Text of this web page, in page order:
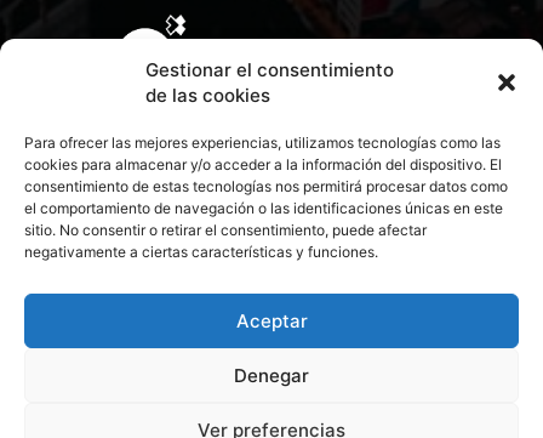
Gestionar el consentimiento
de las cookies
Para ofrecer las mejores experiencias, utilizamos tecnologías como las
cookies para almacenar y/o acceder a la información del dispositivo. El
consentimiento de estas tecnologías nos permitirá procesar datos como
el comportamiento de navegación o las identificaciones únicas en este
sitio. No consentir o retirar el consentimiento, puede afectar
negativamente a ciertas características y funciones.
Aceptar
Denegar
Ver preferencias
CONTACTA CON NOSOTROS